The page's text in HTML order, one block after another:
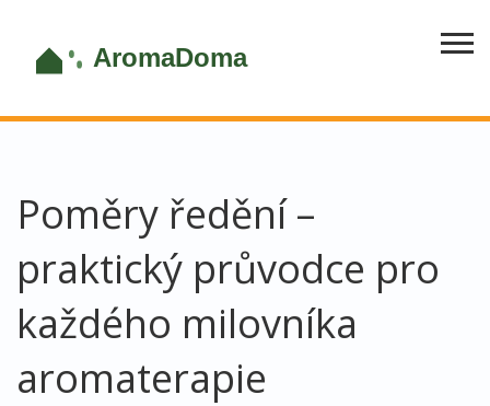
Poměry ředění –
praktický průvodce pro
každého milovníka
aromaterapie